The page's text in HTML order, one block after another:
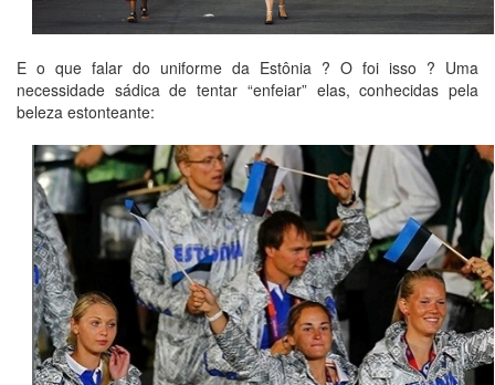
E o que falar do uniforme da Estônia ? O foi isso ? Uma
necessidade sádica de tentar “enfeiar” elas, conhecidas pela
beleza estonteante: